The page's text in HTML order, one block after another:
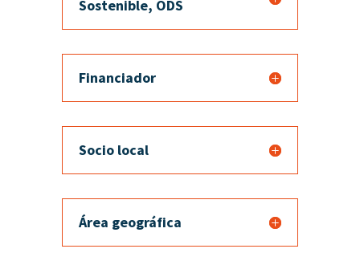
Sostenible, ODS
Financiador
Socio local
Área geográfica